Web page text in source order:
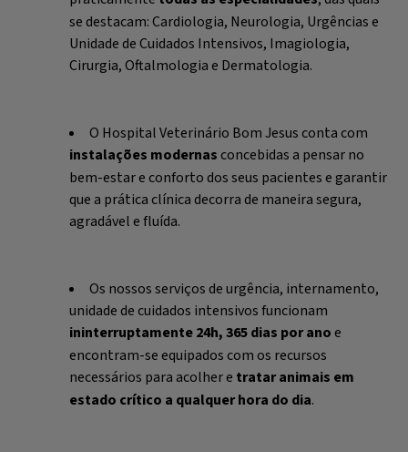
se destacam: Cardiologia, Neurologia, Urgências e
Unidade de Cuidados Intensivos, Imagiologia,
Cirurgia, Oftalmologia e Dermatologia.
O Hospital Veterinário Bom Jesus conta com
instalações modernas concebidas a pensar no
bem-estar e conforto dos seus pacientes e garantir
que a prática clínica decorra de maneira segura,
agradável e fluída.
Os nossos serviços de urgência, internamento,
unidade de cuidados intensivos funcionam
ininterruptamente 24h, 365 dias por ano e
encontram-se equipados com os recursos
necessários para acolher e tratar animais em
estado crítico a qualquer hora do dia.